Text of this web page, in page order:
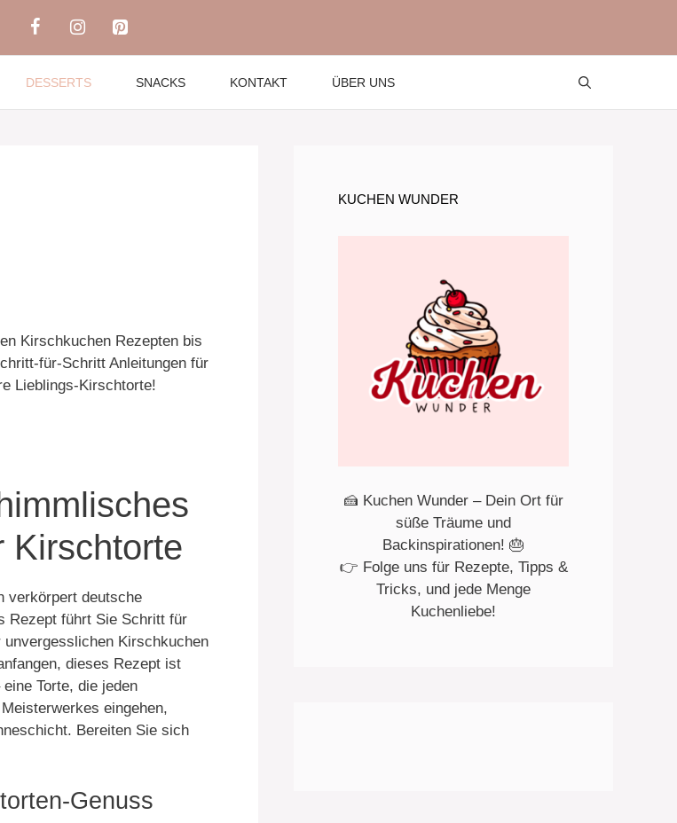
DESSERTS SNACKS KONTAKT ÜBER UNS
Kirschkuchen Rezepten bis
für-Schritt Anleitungen für
Lieblings-Kirschtorte!
Kirschtorte
verkörpert deutsche
Rezept führt Sie Schritt für
Kirschkuchen
dieses Rezept ist
Torte, die jeden
eingehen,
Bereiten Sie sich
Genuss
KUCHEN WUNDER
🍰 Kuchen Wunder – Dein Ort für
süße Träume und
Backinspirationen! 🎂
👉 Folge uns für Rezepte, Tipps &
Tricks, und jede Menge
Kuchenliebe!